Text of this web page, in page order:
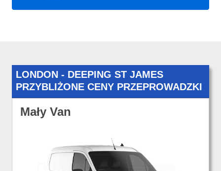
LONDON - DEEPING ST JAMES
PRZYBLIŻONE CENY PRZEPROWADZKI
Mały Van